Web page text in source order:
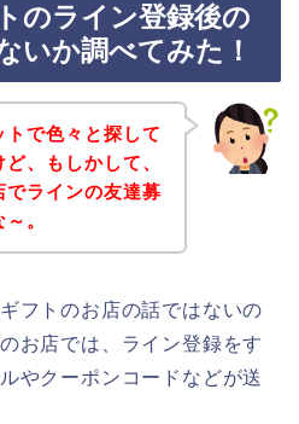
のライン登録後の
いか調べてみた！
で色々と探して
、もしかして、
でラインの友達募
。
フトのお店の話ではないの
お店では、ライン登録をす
やクーポンコードなどが送